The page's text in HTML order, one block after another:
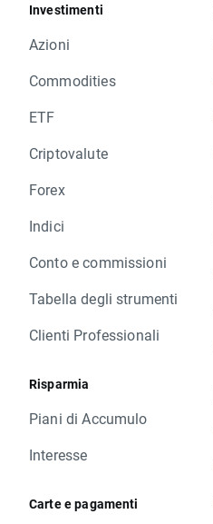
Investimenti
Azioni
Commodities
ETF
Criptovalute
Forex
Indici
Conto e commissioni
Tabella degli strumenti
Clienti Professionali
Risparmia
Piani di Accumulo
Interesse
Carte e pagamenti